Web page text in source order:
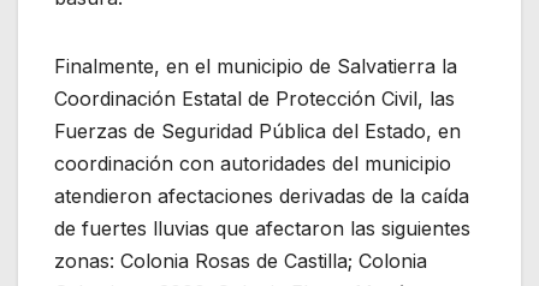
Finalmente, en el municipio de Salvatierra la
Coordinación Estatal de Protección Civil, las
Fuerzas de Seguridad Pública del Estado, en
coordinación con autoridades del municipio
atendieron afectaciones derivadas de la caída
de fuertes lluvias que afectaron las siguientes
zonas: Colonia Rosas de Castilla; Colonia